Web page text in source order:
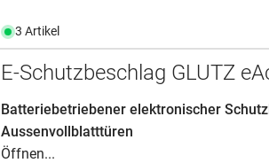
3 Artikel
E-Schutzbeschlag GLUTZ
Batteriebetriebener elektronischer
Aussenvollblatttüren
Öffnen...